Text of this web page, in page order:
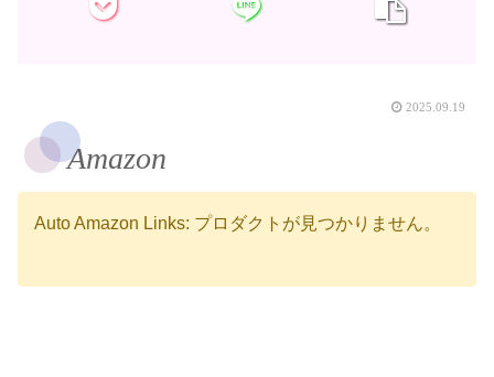
2025.09.19
Amazon
Auto Amazon Links: プロダクトが見つかりません。